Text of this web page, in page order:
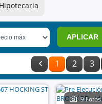
APLICAR
1 2 3
9 Fotos